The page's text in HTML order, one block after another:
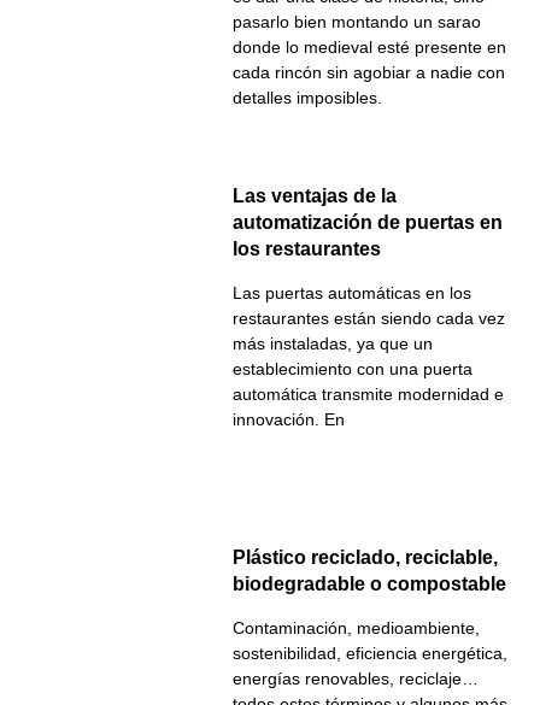
pasarlo bien montando un sarao
donde lo medieval esté presente en
cada rincón sin agobiar a nadie con
detalles imposibles.
Las ventajas de la
automatización de puertas en
los restaurantes
Las puertas automáticas en los
restaurantes están siendo cada vez
más instaladas, ya que un
establecimiento con una puerta
automática transmite modernidad e
innovación. En
Plástico reciclado, reciclable,
biodegradable o compostable
Contaminación, medioambiente,
sostenibilidad, eficiencia energética,
energías renovables, reciclaje…